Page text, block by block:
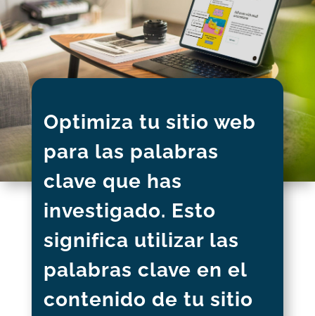
Optimiza tu sitio web
para las palabras
clave que has
investigado. Esto
significa utilizar las
palabras clave en el
contenido de tu sitio